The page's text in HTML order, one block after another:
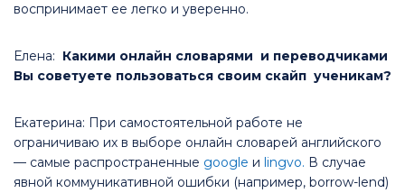
воспринимает ее легко и уверенно.
Елена: Какими онлайн словарями и переводчиками
Вы советуете пользоваться своим скайп ученикам?
Екатерина: При самостоятельной работе не
ограничиваю их в выборе онлайн словарей английского
— самые распространенные google и lingvo. В случае
явной коммуникативной ошибки (например, borrow-lend)